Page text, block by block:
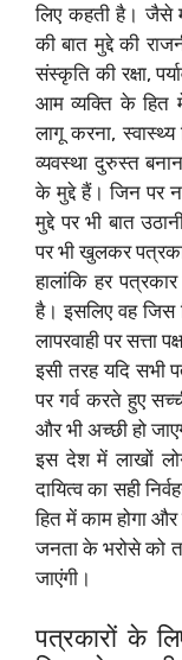
लिए कहती है। जैसे
की बात मुद्दे की
संस्कृति की रक्षा,
आम व्यक्ति के हित
लागू करना,
व्यवस्था‌ दुरुस्त
के मुद्दे हैं। जिन पर
मुद्दे पर भी बात
पर भी खुलकर
‌हालांकि हर
है। इसलिए वह जिस
लापरवाही पर
इसी तरह यदि
पर गर्व करते हुए
और भी अच्छी हो
इस देश में लाखों
दायित्व का सही
हित में काम होगा और
जनता के भरोसे को
जाएंगी।
पत्रकारों के